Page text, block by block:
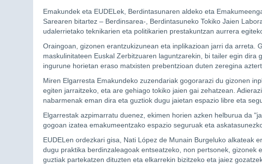
Emakundek eta EUDELek, Berdintasunaren aldeko eta
Sarearen bitartez – Berdinsarea-, Berdintasuneko Tokiko Jaien
udalerrietako teknikarien eta politikarien prestakuntzan aurrera
Oraingoan, gizonen erantzukizunean eta inplikazioan jarri da arreta.
maskulinitateen Euskal Zerbitzuaren laguntzarekin, bi tailer egin dira
ingurune horietan eraso matxisten prebentzioan duten zeregina
Miren Elgarresta Emakundeko zuzendariak gogorarazi du gizonen
egiten jarraitzeko, eta are gehiago tokiko jaien gai zehatzean.
nabarmenak eman dira eta guztiok dugu jaietan espazio libre eta
Elgarrestak azpimarratu duenez, ekimen horien azken helburua da
gogoan izatea emakumeentzako espazio seguruak eta
EUDELen ordezkari gisa, Nati López de Munain Burgeluko alkateak
dugu praktika berdinzaleagoak entseatzeko, non pertsonek, gizonek
guztiak partekatzen dituzten eta elkarrekin bizitzeko eta jaiez